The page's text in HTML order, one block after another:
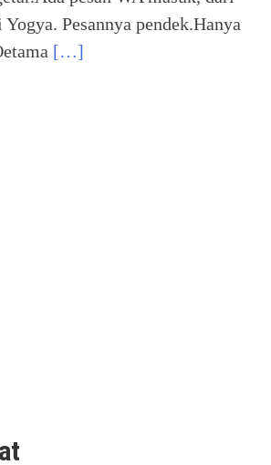
Pesannya pendek.Hanya
[…]